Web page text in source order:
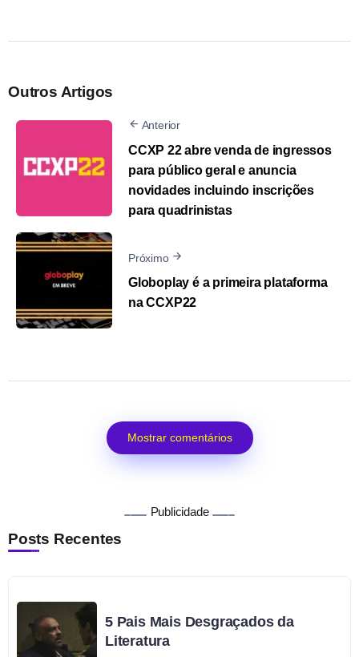
Outros Artigos
Anterior
CCXP 22 abre venda de ingressos
para público geral e anuncia
novidades incluindo inscrições
para quadrinistas
Próximo
Globoplay é a primeira plataforma
na CCXP22
Mostrar comentários
Publicidade
Posts Recentes
5 Pais Mais Desgraçados da
Literatura